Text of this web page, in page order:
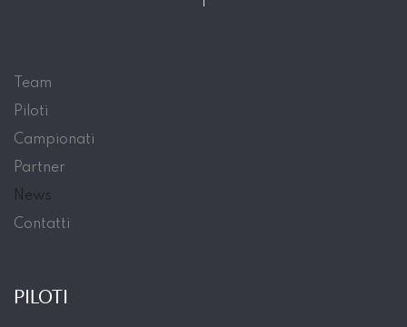
Team
Piloti
Campionati
Partner
News
Contatti
PILOTI